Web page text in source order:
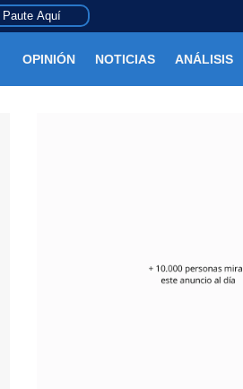
Paute Aquí
OPINIÓN NOTICIAS ANÁLISIS